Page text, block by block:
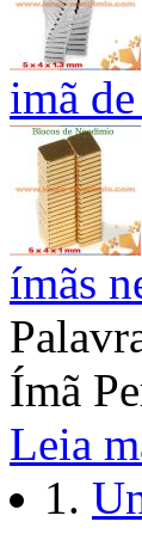
imã
ímãs
Ímã
Leia
1.